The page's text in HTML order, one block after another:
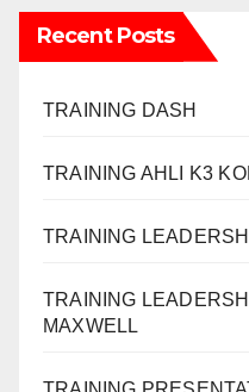
Recent Posts
TRAINING DASH
TRAINING AHLI K3
TRAINING
TRAINING
MAXWELL